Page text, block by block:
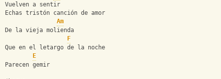
Vuelven a sentir
Echas tristón canción de amor
Am
De la vieja molienda
F
Que en el letargo de la noche
E
Parecen gemir